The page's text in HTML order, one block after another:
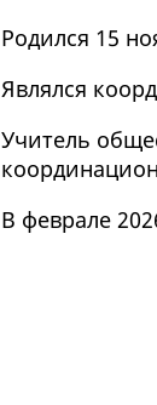
Родился 15
Являлся
Учитель
В феврале